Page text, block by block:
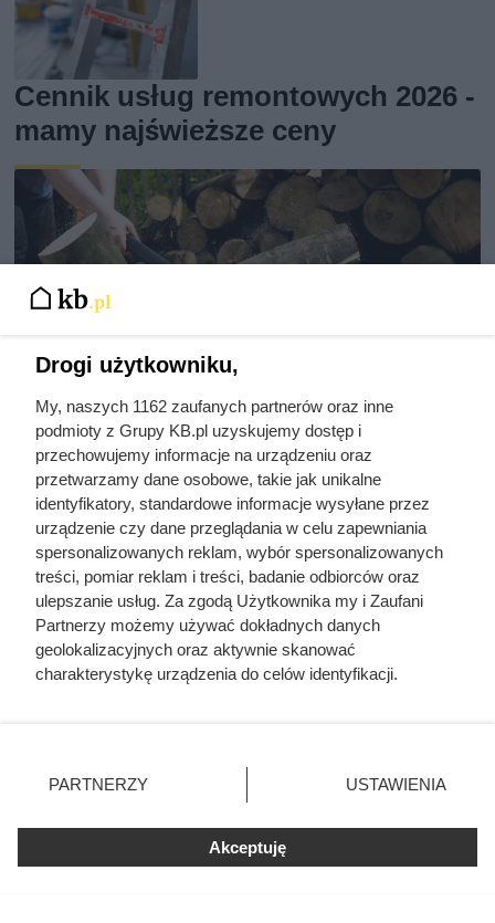
Cennik usług remontowych 2026 -
mamy najświeższe ceny
Ten gatunek drewna daje
najwięcej ciepła, a Polacy rzadko
go kupują. Prawdziwy król
kaloryczności
Drogi użytkowniku,
My, naszych 1162 zaufanych partnerów oraz inne
podmioty z Grupy KB.pl uzyskujemy dostęp i
przechowujemy informacje na urządzeniu oraz
przetwarzamy dane osobowe, takie jak unikalne
identyfikatory, standardowe informacje wysyłane przez
urządzenie czy dane przeglądania w celu zapewniania
spersonalizowanych reklam, wybór spersonalizowanych
treści, pomiar reklam i treści, badanie odbiorców oraz
ulepszanie usług. Za zgodą Użytkownika my i Zaufani
Partnerzy możemy używać dokładnych danych
geolokalizacyjnych oraz aktywnie skanować
charakterystykę urządzenia do celów identyfikacji.
zmienić/wycofać klikając przycisk ustawień prywatności
znajdujący się w lewym dolnym rogu strony. Niektóre
użytkownika, ale masz prawo sprzeciwić się takiemu
przetwarzaniu. Preferencje będą miały zastosowania tylko
PARTNERZY USTAWIENIA
Akceptuję